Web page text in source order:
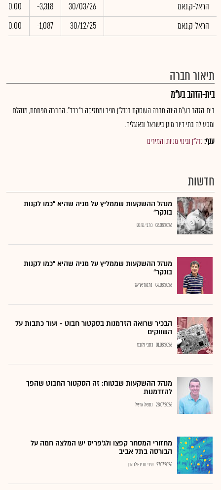
הראל-ק.נאמ
30/03/26
-3,318
0.00
הראל-ק.נאמ
30/12/25
-1,087
0.00
תיאור חברה
בית-הזהב בע"מ
בית-הזהב בע"מ הינה חברה העוסקת בנדל"ן מניב ומחזיקה ב"רבד". החברה מפתחת, מנהלת
ומפעילה בתי דיור מוגן בישראל ובאנגליה.
ענף:נדל"ן ובינוי מניות והמירים
חדשות
מנהל ההשקעות שממליץ על מניה שהיא "כמו לקנות
בונקר"
08.08.2026 כתבי גלובס
מנהל ההשקעות שממליץ על מניה שהיא "כמו לקנות
בונקר"
04.08.2026 נתנאל אריאל
הבכיר שרואה הזדמנות בסקטור חבוט - ועוד כתבות על
השווקים
01.08.2026 כתבי גלובס
מנהל ההשקעות שבטוח: זה הסקטור החבוט שהפך
להזדמנות
28.07.2026 נתנאל אריאל
מחזורי המסחר קפצו ולג'פריס יש המלצה חמה על
הבורסה בתל אביב
27.07.2026 שירי חביב-ולדהורן